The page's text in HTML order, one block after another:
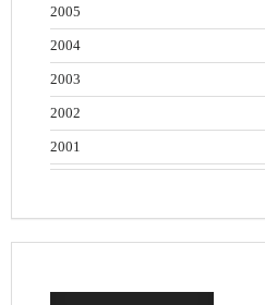
2005
2004
2003
2002
2001